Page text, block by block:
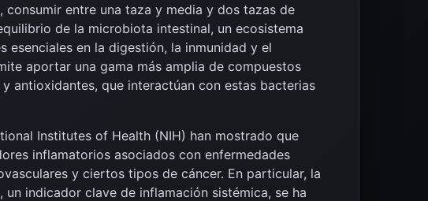
entre una taza y media y dos tazas de
de la microbiota intestinal, un ecosistema
esenciales en la digestión, la inmunidad y el
aportar una gama más amplia de compuestos
antioxidantes, que interactúan con estas bacterias
Institutes of Health (NIH) han mostrado que
inflamatorios asociados con enfermedades
y ciertos tipos de cáncer. En particular, la
indicador clave de inflamación sistémica, se ha